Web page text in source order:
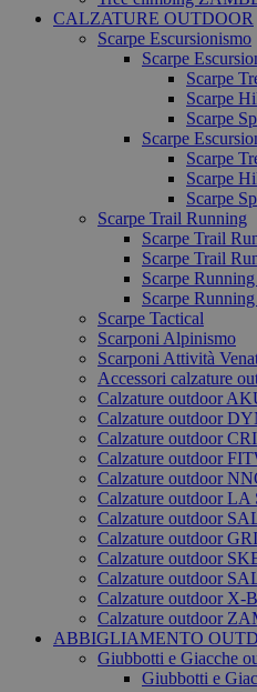
CALZATURE OUTDOOR
Scarpe Escursionismo
Scarpe
Scarpe
Scarpe
Scarpe
Scarpe
Scarpe
Scarpe
Scarpe
Scarpe Trail Running
Scarpe Trail
Scarpe Trail
Scarpe
Scarpe
Scarpe Tactical
Scarponi Alpinismo
Scarponi Attività
Accessori calzature
Calzature outdoor
Calzature outdoor
Calzature outdoor
Calzature outdoor
Calzature outdoor
Calzature outdoor LA
Calzature outdoor
Calzature outdoor
Calzature outdoor
Calzature outdoor
Calzature outdoor X-
Calzature outdoor
ABBIGLIAMENTO
Giubbotti e Giacche
Giubbotti e